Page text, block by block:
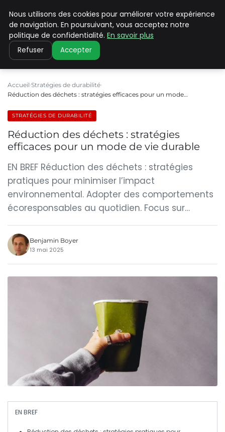
CLIMATE C ADVANCED
Accueil Stratégies de durabilité
Réduction des déchets : stratégies efficaces pour un mode…
STRATÉGIES DE DURABILITÉ
Réduction des déchets : stratégies
efficaces pour un mode de vie durable
EN BREF Réduction des déchets : stratégies
pratiques pour minimiser l’impact
environnemental. Adopter des comportements
écoresponsables au quotidien. Focus sur…
Benjamin Boyer
13 mai 2025
EN BREF
Nous utilisons des cookies pour améliorer votre expérience
de navigation. En poursuivant, vous acceptez notre
politique de confidentialité. En savoir plus
Refuser Accepter